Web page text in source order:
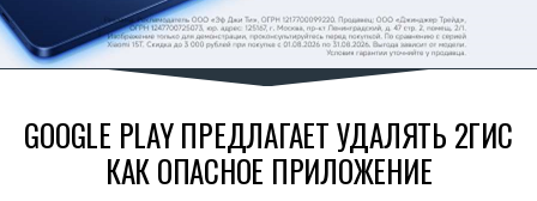
GOOGLE PLAY ПРЕДЛАГАЕТ УДАЛЯТЬ 2ГИС
КАК ОПАСНОЕ ПРИЛОЖЕНИЕ